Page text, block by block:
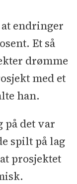
endringer
Et så
drømme
med et
han.
det var
spilt på lag
prosjektet